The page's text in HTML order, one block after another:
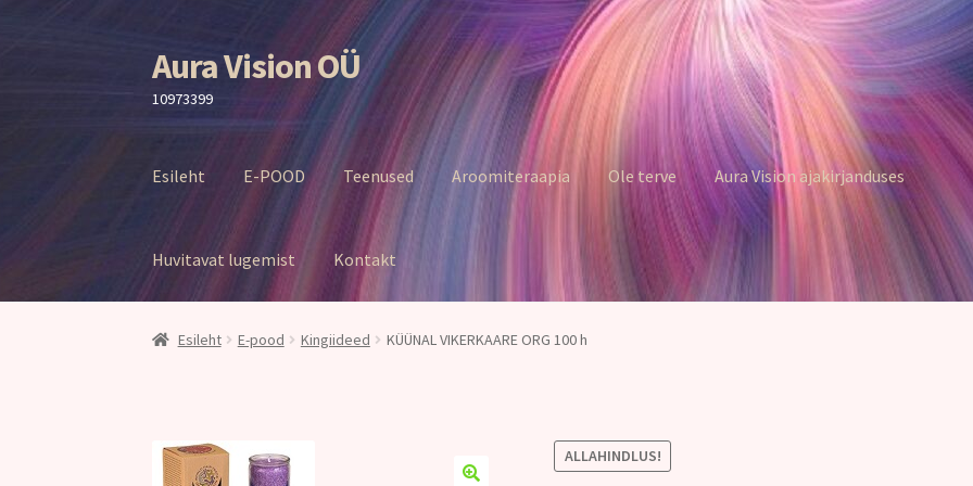
Liigu
navigeerimisele
Liigu
sisu
juurde
Aura Vision OÜ
10973399
Esileht E-POOD Teenused Aroomiteraapia Ole terve Aura Vision ajakirjanduses
Huvitavat lugemist Kontakt
Esileht E-pood Kingiideed KÜÜNAL VIKERKAARE ORG 100 h
ALLAHINDLUS!